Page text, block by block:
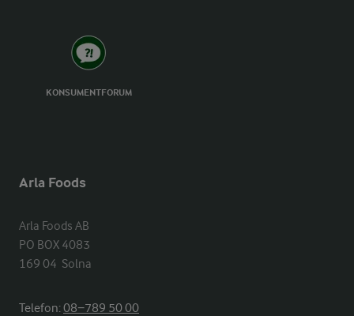
KONSUMENTFORUM
Arla Foods
Arla Foods AB
PO BOX 4083
169 04  Solna
Telefon:08−789 50 00